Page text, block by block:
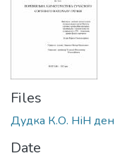
Files
Дудка К.О. НіН
Date